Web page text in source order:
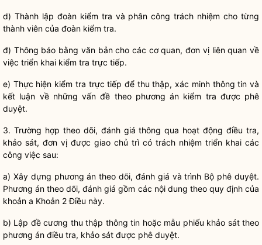
d) Thành lập đoàn kiểm tra và phân công trách nhiệm cho từng
thành viên của đoàn kiểm tra.
đ) Thông báo bằng văn bản cho các cơ quan, đơn vị liên quan về
việc triển khai kiểm tra trực tiếp.
e) Thực hiện kiểm tra trực tiếp để thu thập, xác minh thông tin và
kết luận về những vấn đề theo phương án kiểm tra được phê
duyệt.
3. Trường hợp theo dõi, đánh giá thông qua hoạt động điều tra,
khảo sát, đơn vị được giao chủ trì có trách nhiệm triển khai các
công việc sau:
a) Xây dựng phương án theo dõi, đánh giá và trình Bộ phê duyệt.
Phương án theo dõi, đánh giá gồm các nội dung theo quy định của
khoản a Khoản 2 Điều này.
b) Lập đề cương thu thập thông tin hoặc mẫu phiếu khảo sát theo
phương án điều tra, khảo sát được phê duyệt.